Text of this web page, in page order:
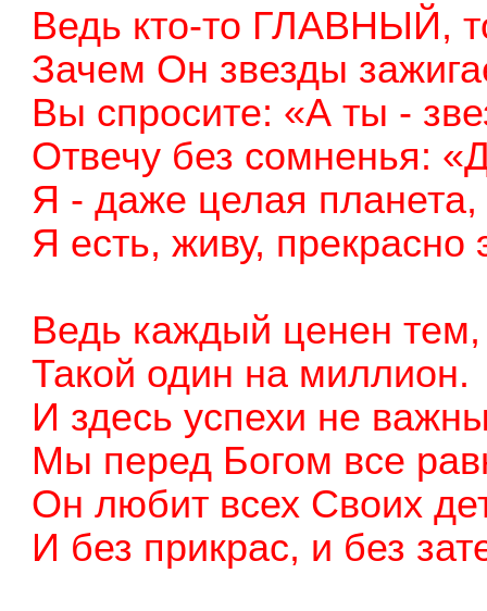
Ведь кто-то ГЛАВНЫЙ,
Зачем Он звезды
Вы спросите: «А ты -
Отвечу без сомненья:
Я - даже целая планета,
Я есть, живу, прекрасно
Ведь каждый ценен тем,
Такой один на миллион.
И здесь успехи не
Мы перед Богом все
Он любит всех Своих
И без прикрас, и без